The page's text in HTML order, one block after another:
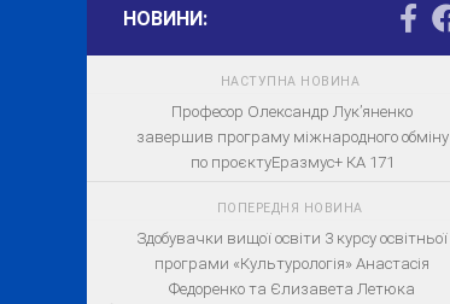
НОВИНИ:
НАСТУПНА НОВИНА
Професор Олександр Лукʼяненко
завершив програму міжнародного обміну
по проєктуЕразмус+ КА 171
ПОПЕРЕДНЯ НОВИНА
Здобувачки вищої освіти 3 курсу освітньої
програми «Культурологія» Анастасія
Федоренко та Єлизавета Летюка